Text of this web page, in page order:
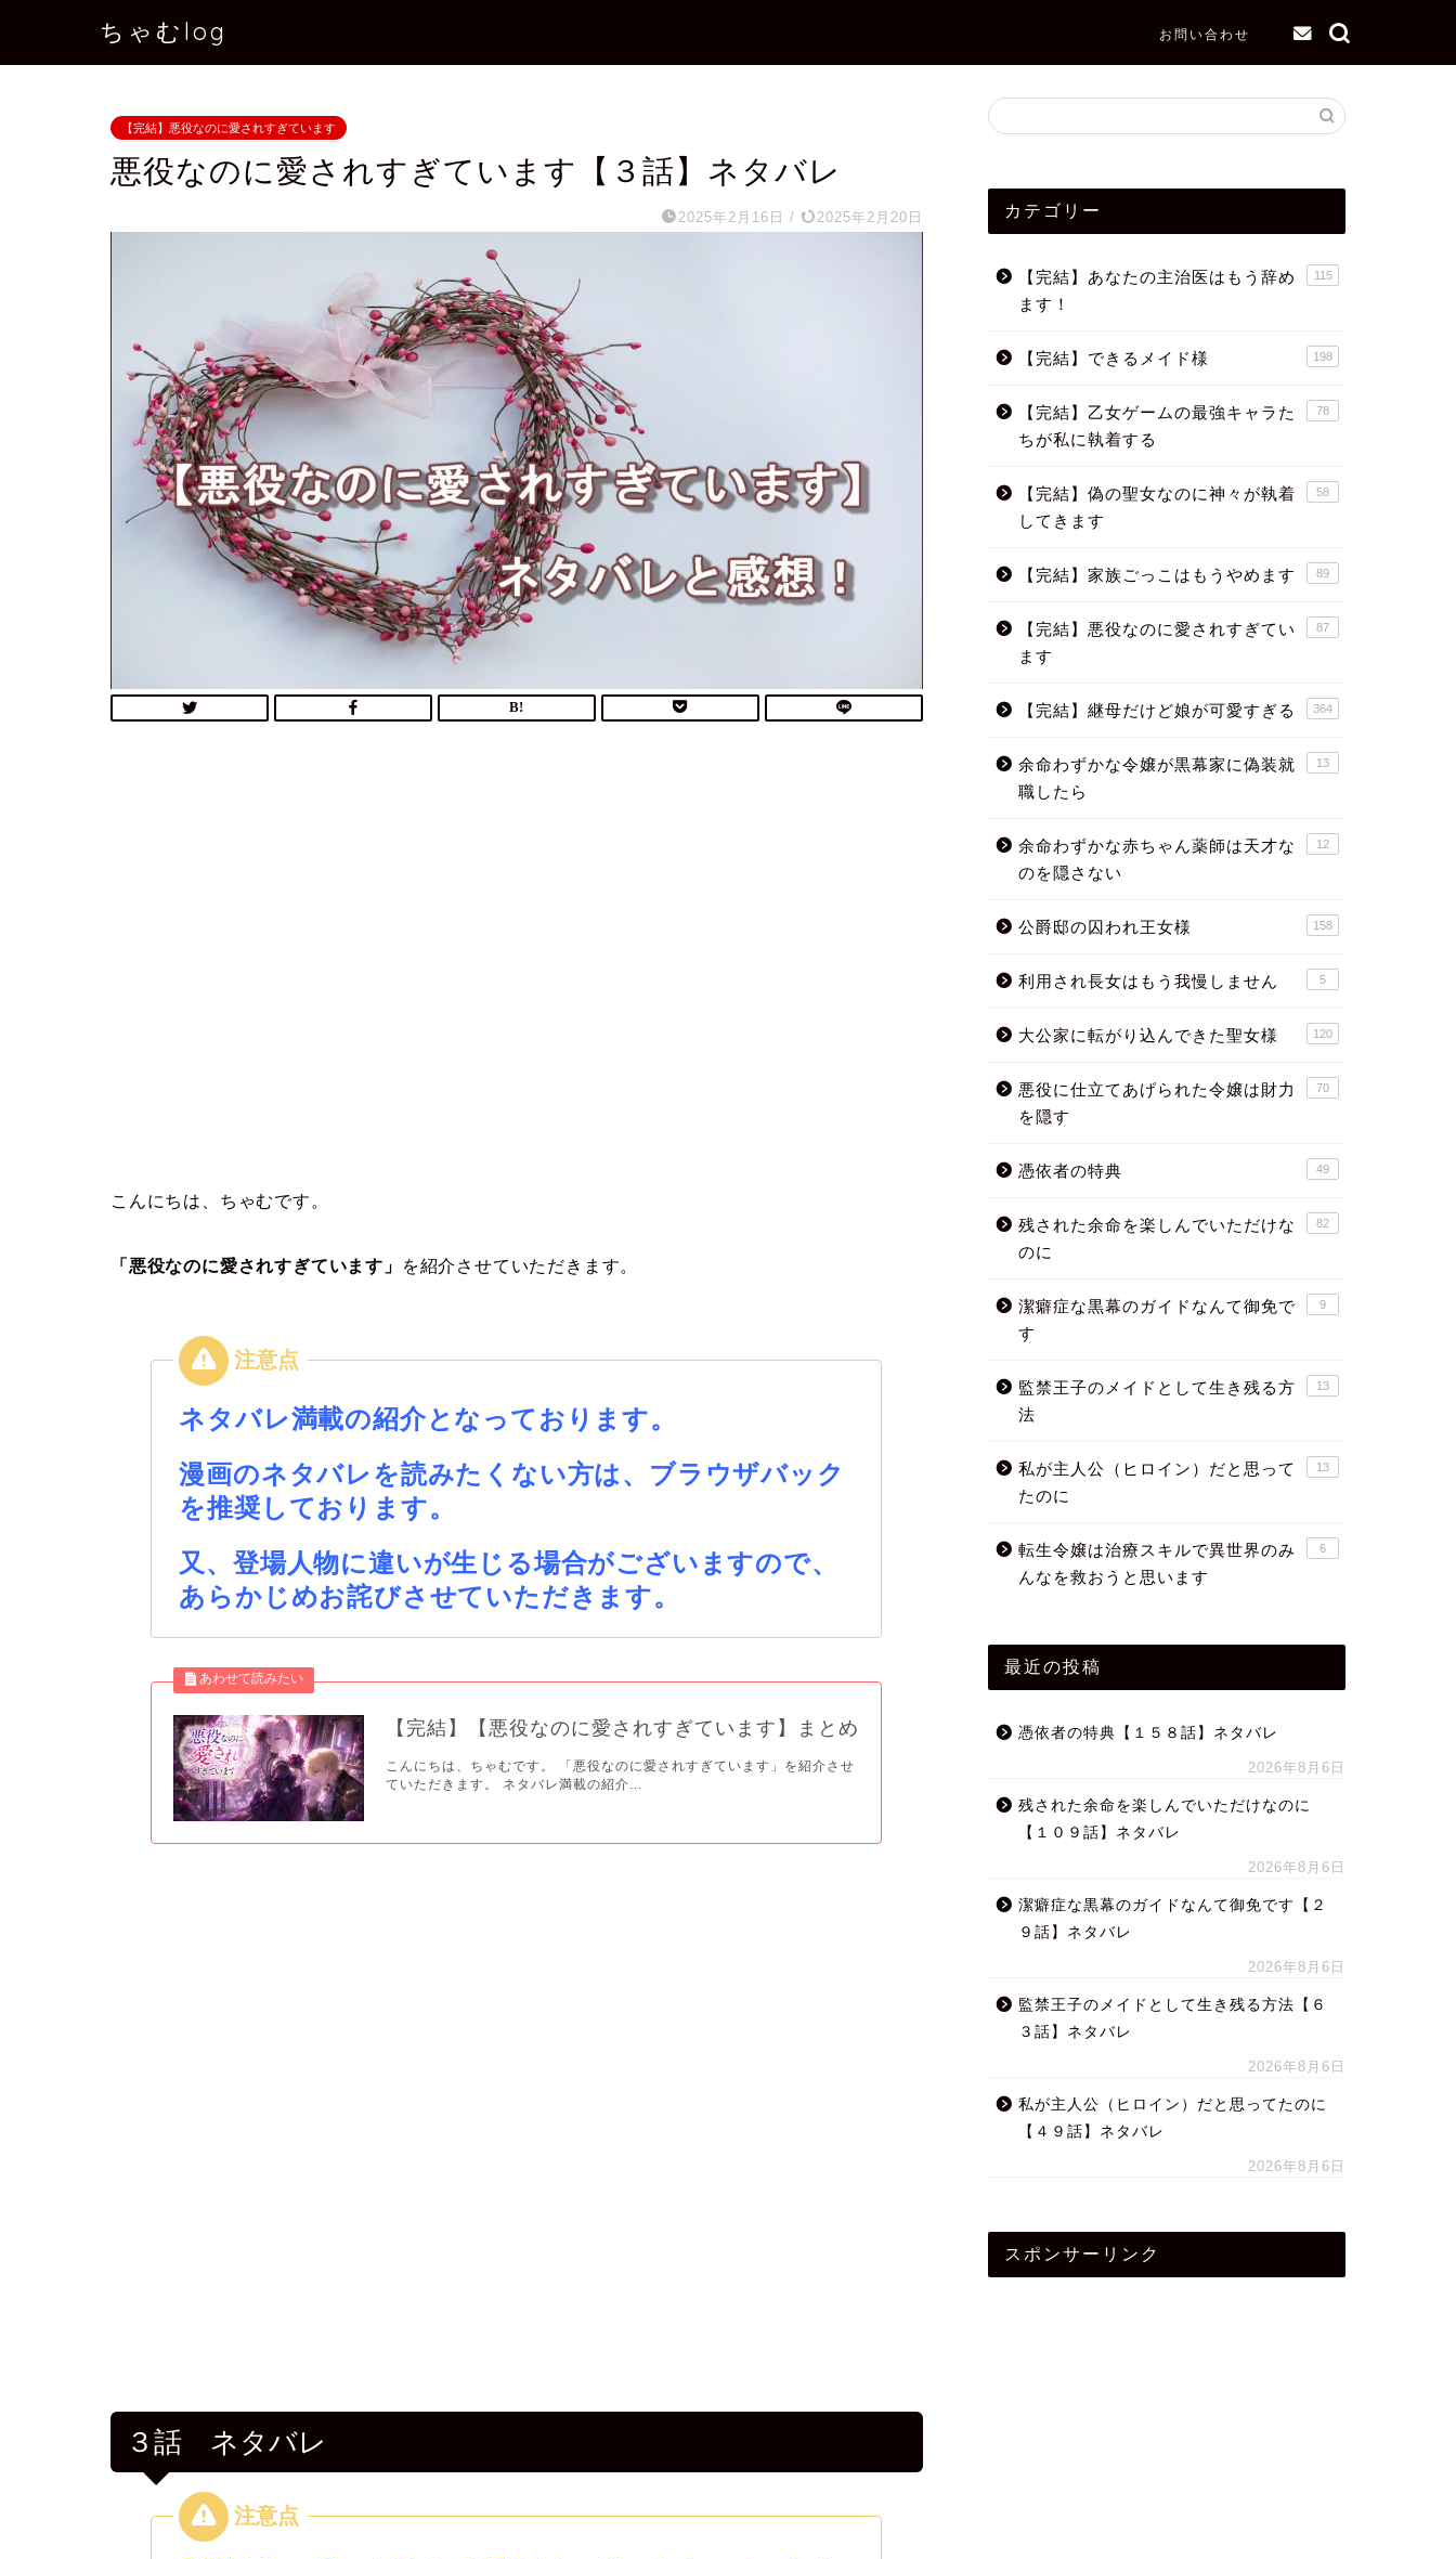
ちゃむlog お問い合わせ
【完結】悪役なのに愛されすぎています
悪役なのに愛されすぎています【３話】ネタバレ
2025年2月16日 / 2025年2月20日
こんにちは、ちゃむです。
「悪役なのに愛されすぎています」 を紹介させていただきます。
ネタバレ満載の紹介となっております。
漫画のネタバレを読みたくない方は、ブラウザバック
を推奨しております。
又、登場人物に違いが生じる場合がございますので、
あらかじめお詫びさせていただきます。
【完結】【悪役なのに愛されすぎています】まとめ
こんにちは、ちゃむです。 「悪役なのに愛されすぎています」を紹介させ
ていただきます。 ネタバレ満載の紹介...
３話 ネタバレ
カテゴリー
【完結】あなたの主治医はもう辞め
ます！
115
【完結】できるメイド様 198
【完結】乙女ゲームの最強キャラた
ちが私に執着する
78
【完結】偽の聖女なのに神々が執着
してきます
58
【完結】家族ごっこはもうやめます 89
【完結】悪役なのに愛されすぎてい
ます
87
【完結】継母だけど娘が可愛すぎる 364
余命わずかな令嬢が黒幕家に偽装就
職したら
13
余命わずかな赤ちゃん薬師は天才な
のを隠さない
12
公爵邸の囚われ王女様 158
利用され長女はもう我慢しません 5
大公家に転がり込んできた聖女様 120
悪役に仕立てあげられた令嬢は財力
を隠す
70
憑依者の特典 49
残された余命を楽しんでいただけな
のに
82
潔癖症な黒幕のガイドなんて御免で
す
9
監禁王子のメイドとして生き残る方
法
13
私が主人公（ヒロイン）だと思って
たのに
13
転生令嬢は治療スキルで異世界のみ
んなを救おうと思います
6
最近の投稿
憑依者の特典【１５８話】ネタバレ
2026年8月6日
残された余命を楽しんでいただけなのに
【１０９話】ネタバレ
2026年8月6日
潔癖症な黒幕のガイドなんて御免です【２
９話】ネタバレ
2026年8月6日
監禁王子のメイドとして生き残る方法【６
３話】ネタバレ
2026年8月6日
私が主人公（ヒロイン）だと思ってたのに
【４９話】ネタバレ
2026年8月6日
スポンサーリンク